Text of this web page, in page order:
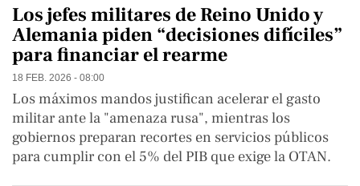
Los jefes militares de Reino Unido y
Alemania piden “decisiones difíciles”
para financiar el rearme
18 FEB. 2026 - 08:00
Los máximos mandos justifican acelerar el gasto
militar ante la "amenaza rusa", mientras los
gobiernos preparan recortes en servicios públicos
para cumplir con el 5% del PIB que exige la OTAN.